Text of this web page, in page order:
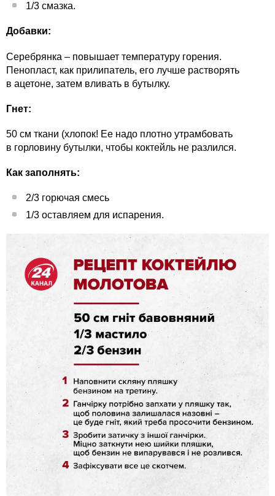
1/3 смазка.
Добавки:
Серебрянка – повышает температуру горения.
Пенопласт, как прилипатель, его лучше растворять
в ацетоне, затем вливать в бутылку.
Гнет:
50 см ткани (хлопок! Ее надо плотно утрамбовать
в горловину бутылки, чтобы коктейль не разлился.
Как заполнять:
2/3 горючая смесь
1/3 оставляем для испарения.